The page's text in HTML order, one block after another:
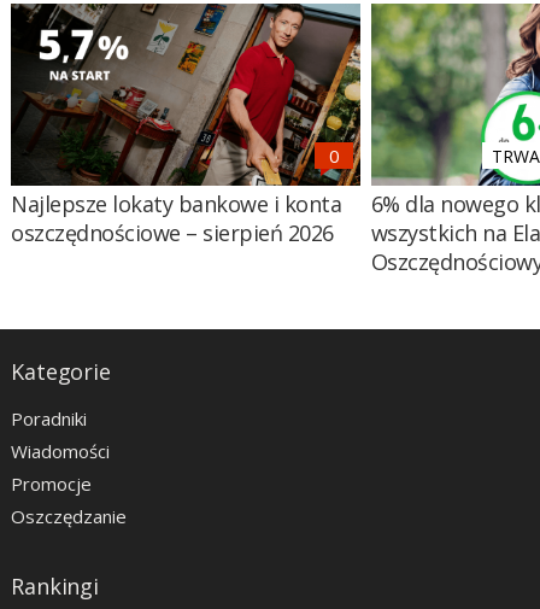
Najlepsze lokaty bankowe i konta
oszczędnościowe – sierpień 2026
6% dla nowego
wszystkich na
Kategorie
Poradniki
Wiadomości
Promocje
Oszczędzanie
Rankingi